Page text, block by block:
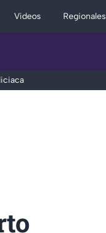
Videos Regionales